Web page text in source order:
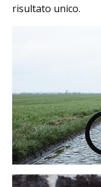
risultato unico.